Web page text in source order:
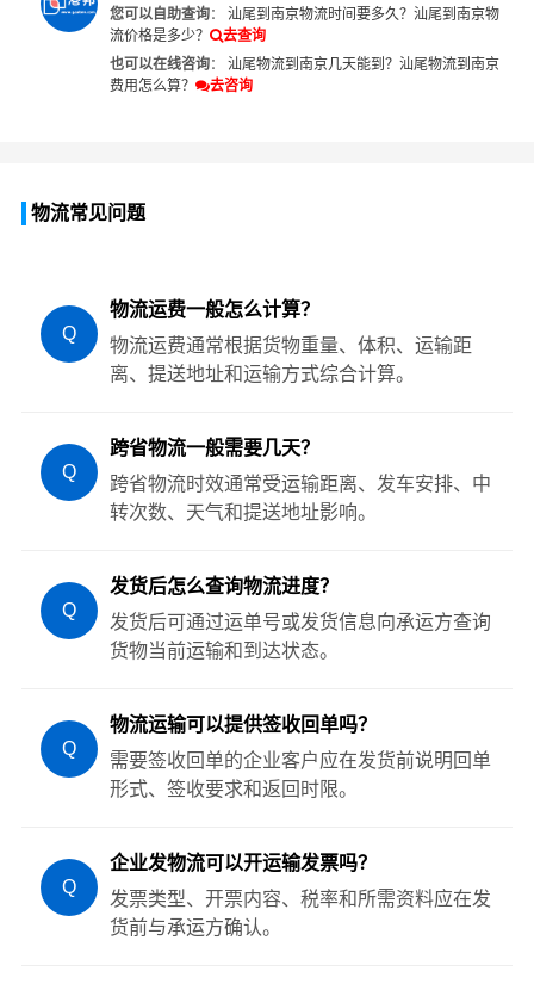
您可以自助查询： 汕尾到南京物流时间要多久？ 汕尾到南京物
流价格是多少？
去查询
也可以在线咨询： 汕尾物流到南京几天能到？ 汕尾物流到南京
费用怎么算？
去咨询
物流常见问题
Q
物流运费一般怎么计算？
物流运费通常根据货物重量、体积、运输距
离、提送地址和运输方式综合计算。
Q
跨省物流一般需要几天？
跨省物流时效通常受运输距离、发车安排、中
转次数、天气和提送地址影响。
Q
发货后怎么查询物流进度？
发货后可通过运单号或发货信息向承运方查询
货物当前运输和到达状态。
Q
物流运输可以提供签收回单吗？
需要签收回单的企业客户应在发货前说明回单
形式、签收要求和返回时限。
Q
企业发物流可以开运输发票吗？
发票类型、开票内容、税率和所需资料应在发
货前与承运方确认。